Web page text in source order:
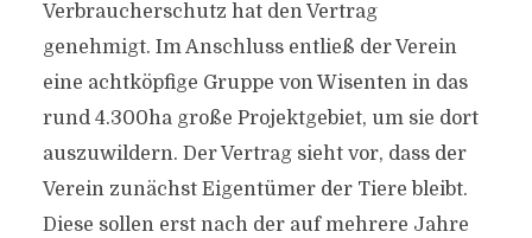
Verbraucherschutz hat den Vertrag
genehmigt. Im Anschluss entließ der Verein
eine achtköpfige Gruppe von Wisenten in das
rund 4.300ha große Projektgebiet, um sie dort
auszuwildern. Der Vertrag sieht vor, dass der
Verein zunächst Eigentümer der Tiere bleibt.
Diese sollen erst nach der auf mehrere Jahre